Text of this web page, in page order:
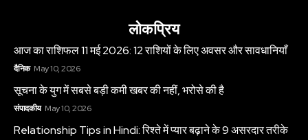
लोकप्रिय
आज का राशिफल 11 मई 2026: 12 राशियों के लिए अवसर और सावधानियाँ
दैनिक May 10, 2026
सूचना के युग में सबसे बड़ी कमी खबर की नहीं, भरोसे की है
संपादकीय May 10, 2026
Relationship Tips in Hindi: रिश्ते में प्यार बढ़ाने के 9 असरदार तरीके